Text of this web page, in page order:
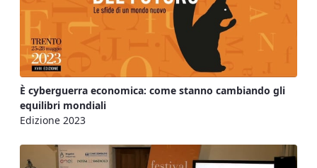
È cyberguerra economica: come stanno cambiando gli
equilibri mondiali
Edizione 2023